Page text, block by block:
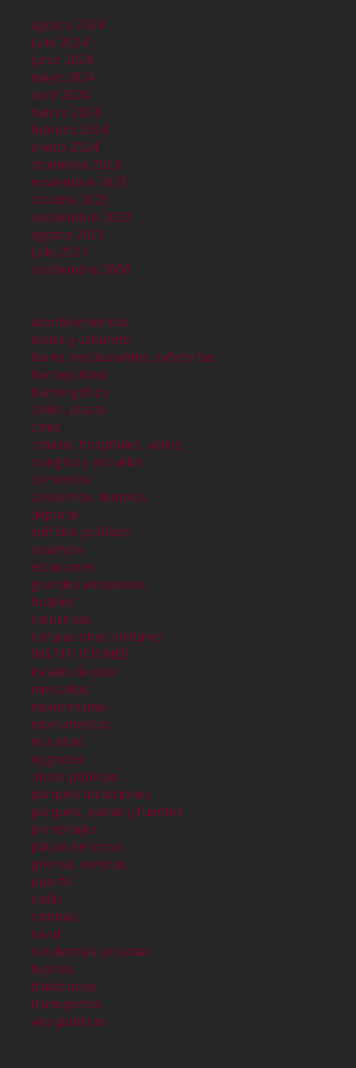
agosto 2024
julio 2024
junio 2024
mayo 2024
abril 2024
marzo 2024
febrero 2024
enero 2024
diciembre 2023
noviembre 2023
octubre 2023
septiembre 2023
agosto 2023
julio 2023
septiembre 2000
acontecimientos
bailes y cabarets
bares, restaurantes, cafeterías
barraquismo
barrio gótico
calles, plazas
cines
clinicas, hospitales, asilos
colegios y escuelas
comercios
conventos, templos
deporte
edificios publicos
eixample
estaciones
grandes almacenes
hoteles
industrias
instalaciones militares
INSTITUCIONES
locales de ocio
mercados
modernismo
monumentos
murallas
negocios
obras públicas
parques atracciones
parques, plazas y fuentes
personajes
plazas de toros
prensa, revistas
puerto
radio
ramblas
raval
residencias privadas
teatros
tradiciones
transportes
vias publicas